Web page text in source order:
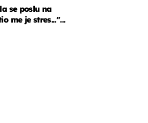
se poslu na
me je stres..."...